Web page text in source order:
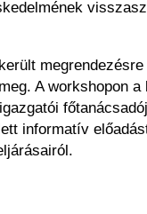
A workshopon
informatív